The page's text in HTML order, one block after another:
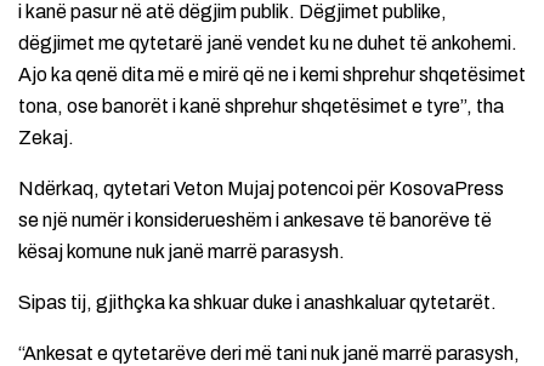
i kanë pasur në atë dëgjim publik. Dëgjimet publike,
dëgjimet me qytetarë janë vendet ku ne duhet të ankohemi.
Ajo ka qenë dita më e mirë që ne i kemi shprehur shqetësimet
tona, ose banorët i kanë shprehur shqetësimet e tyre”, tha
Zekaj.
Ndërkaq, qytetari Veton Mujaj potencoi për KosovaPress
se një numër i konsiderueshëm i ankesave të banorëve të
kësaj komune nuk janë marrë parasysh.
Sipas tij, gjithçka ka shkuar duke i anashkaluar qytetarët.
“Ankesat e qytetarëve deri më tani nuk janë marrë parasysh,